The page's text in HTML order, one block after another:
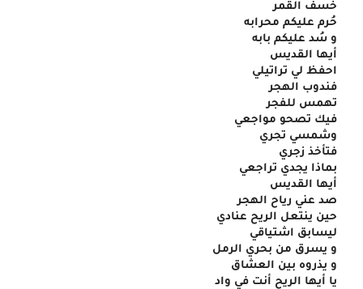
خسف القمر
حُرم عليكم محرابه
و سُد عليكم بابه
أيها القديس
احفظ لي تراتيلي
فندوب الهجر
تهمس للفجر
فيك تصحو مواجعي
وشمسي تجري
فتأخذ زجري
بماذا يجدي تراجعي
أيها القديس
صد عني رياح الهجر
حين ينتعل الريح عنادي
ليسابق اشتياقي
و يسرق من بحري الرمل
و يذروه بين العشاق
يا أيها الريح أنت في واد